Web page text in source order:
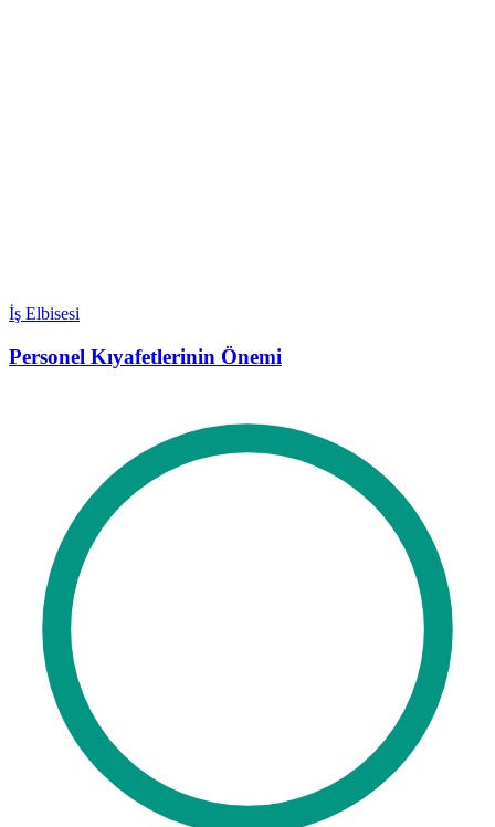
İş Elbisesi
Personel Kıyafetlerinin Önemi